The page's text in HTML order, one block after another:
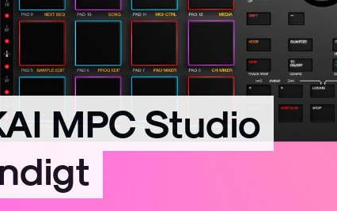
MPC Studio